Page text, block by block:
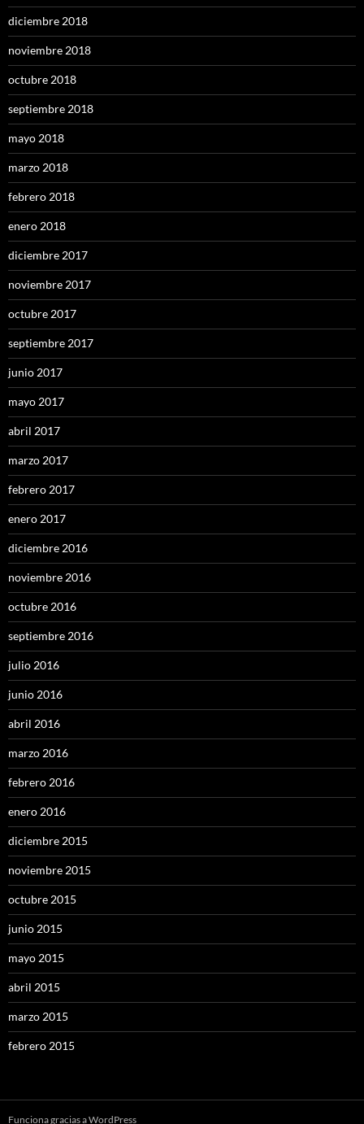
diciembre 2018
noviembre 2018
octubre 2018
septiembre 2018
mayo 2018
marzo 2018
febrero 2018
enero 2018
diciembre 2017
noviembre 2017
octubre 2017
septiembre 2017
junio 2017
mayo 2017
abril 2017
marzo 2017
febrero 2017
enero 2017
diciembre 2016
noviembre 2016
octubre 2016
septiembre 2016
julio 2016
junio 2016
abril 2016
marzo 2016
febrero 2016
enero 2016
diciembre 2015
noviembre 2015
octubre 2015
junio 2015
mayo 2015
abril 2015
marzo 2015
febrero 2015
Funciona gracias a WordPress